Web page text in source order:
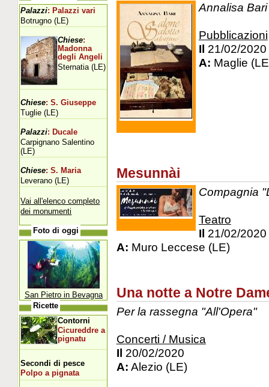
Annalisa
Pubblicazioni
Il 21/02/2020
A: Maglie
Mesunnài
Compagnia
Teatro
Il 21/02/2020
A: Muro Leccese (LE)
Una notte a Notre
Per la rassegna "All'Opera"
Concerti / Musica
Il 20/02/2020
A: Alezio (LE)
Palazzi: Palazzi vari
Botrugno (LE)
Chiese:
Madonna
degli Angeli
Sternatia (LE)
Chiese: S. Giuseppe
Tuglie (LE)
Palazzi: Ducale
Carpignano Salentino
(LE)
Chiese: S. Maria
Leverano (LE)
Vai all'elenco completo
dei monumenti
Foto di oggi
San Pietro in Bevagna
Ricette
Contorni
Cicureddre a
pignatu
Secondi di pesce
Polpo a pignata